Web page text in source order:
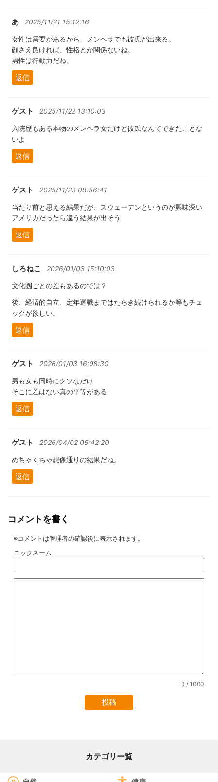
あ 2025/11/21 15:12:16
女性は需要があるから、メンヘラでも彼氏が出来る。
顔さえ良ければ、性格とか関係ないね。
男性は行動力だね。
返信
ゲスト 2025/11/22 13:10:03
入院歴もある本物のメンヘラ女だけど彼氏なんてできたことな
いよ
返信
ゲスト 2025/11/23 08:56:41
当たり前と思える結果だが、スウェーデンというのが興味深い
アメリカだったら違う結果が出そう
返信
しろねこ 2026/01/03 15:10:03
文化圏ごとの差もあるのでは？
後、経済的自立、定年退職まではたらき続けられるか等もチェ
ックが欲しい。
返信
ゲスト 2026/01/03 16:08:30
男も女も同時にクソなだけ
そこに差はない真の平等がある
返信
ゲスト 2026/04/02 05:42:20
めちゃくちゃ想像通りの結果だね。
返信
コメントを書く
※コメントは管理者の確認後に表示されます。
ニックネーム
0 / 1000
カテゴリー覧